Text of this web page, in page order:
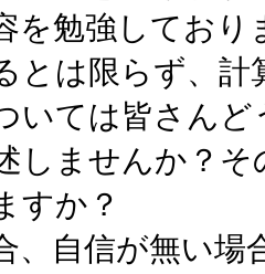
を勉強してお
とは限らず、計
いては皆さん
しませんか？
すか？
、自信が無い場